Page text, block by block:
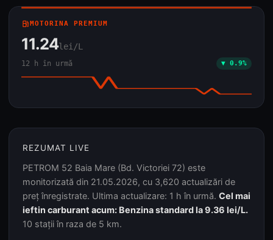
local_gas_stationMOTORINA PREMIUM
11.24lei/L
12 h în urmă ▼ 0.9%
REZUMAT LIVE
PETROM 52 Baia Mare (Bd. Victoriei 72) este
monitorizată din 21.05.2026, cu 3,620 actualizări de
preț înregistrate. Ultima actualizare: 1 h în urmă. Cel mai
ieftin carburant acum: Benzina standard la 9.36 lei/L.
10 stații în raza de 5 km.